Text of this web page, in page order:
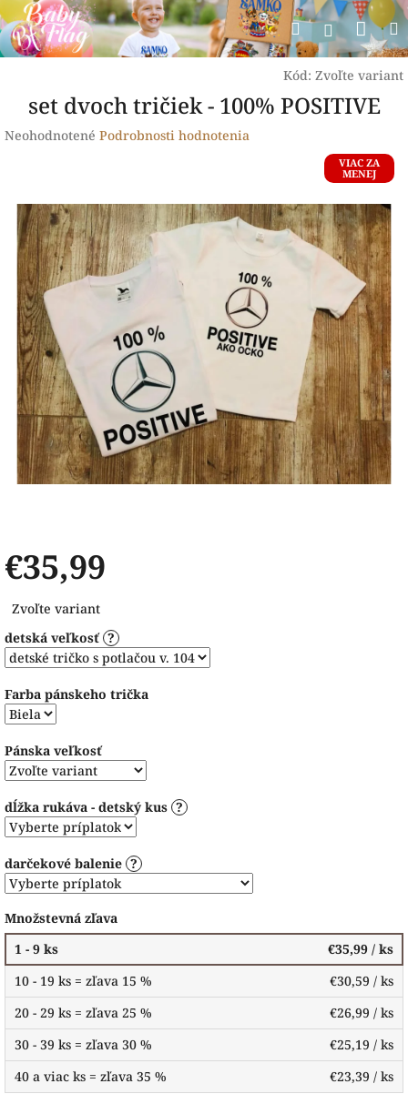
Prejsť
na
obsah
Hľadať
Kód: Zvoľte variant
set dvoch tričiek - 100% POSITIVE
Priemerné
0,0
hviezdičiek.
Neohodnotené Podrobnosti hodnotenia
VIAC ZA
MENEJ
€35,99
cena:
Zvoľte variant
detská veľkosť ?
Farba pánskeho trička
Pánska veľkosť
dĺžka rukáva - detský kus ?
darčekové balenie ?
Množstevná zľava
1 - 9 ks
€35,99 / ks
10 - 19 ks = zľava 15 %
€30,59 / ks
20 - 29 ks = zľava 25 %
€26,99 / ks
30 - 39 ks = zľava 30 %
€25,19 / ks
40 a viac ks = zľava 35 %
€23,39 / ks